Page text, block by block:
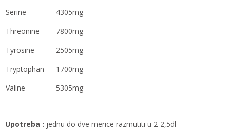
Serine
4305mg
Threonine
7800mg
Tyrosine
2505mg
Tryptophan
1700mg
Valine
5305mg
Upotreba : jednu do dve merice razmutiti u 2-2,5dl